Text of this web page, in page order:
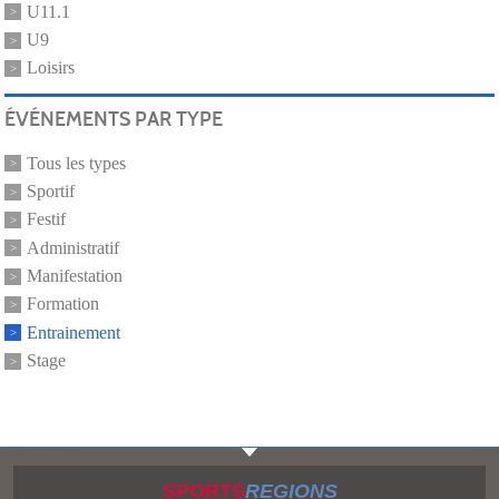
U11.1
U9
Loisirs
ÉVÉNEMENTS PAR TYPE
Tous les types
Sportif
Festif
Administratif
Manifestation
Formation
Entrainement
Stage
SPORTSREGIONS